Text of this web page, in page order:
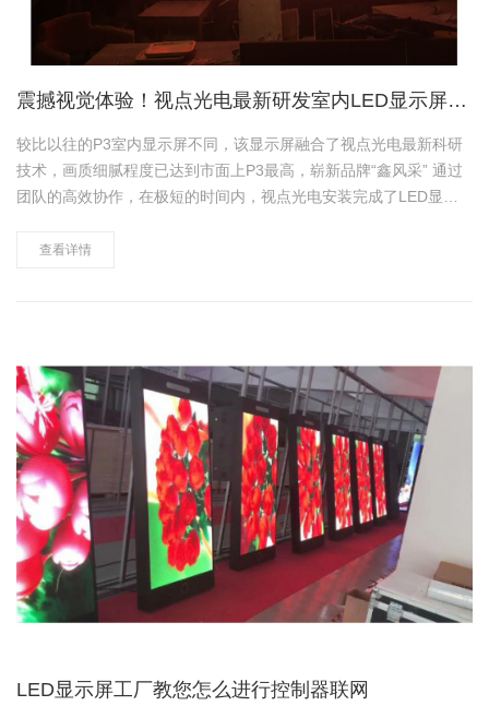
震撼视觉体验！视点光电最新研发室内LED显示屏成功在广州点亮
较比以往的P3室内显示屏不同，该显示屏融合了视点光电最新科研
技术，画质细腻程度已达到市面上P3最高，崭新品牌“鑫风采” 通过
团队的高效协作，在极短的时间内，视点光电安装完成了LED显示
示屏始终应付自如，从未"掉链"，以其高清高……
查看详情
LED显示屏工厂教您怎么进行控制器联网